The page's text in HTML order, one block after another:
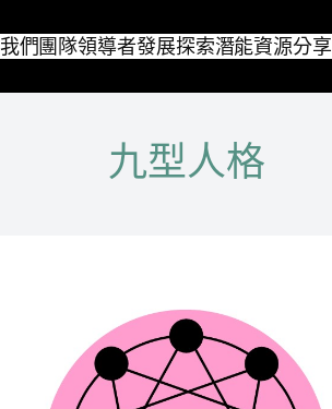
我們團隊領導者發展探索潛能資源分享
九型人格